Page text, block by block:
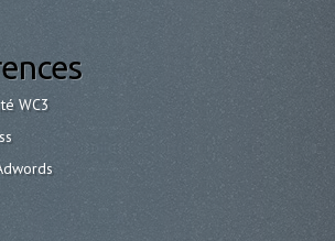
WC3